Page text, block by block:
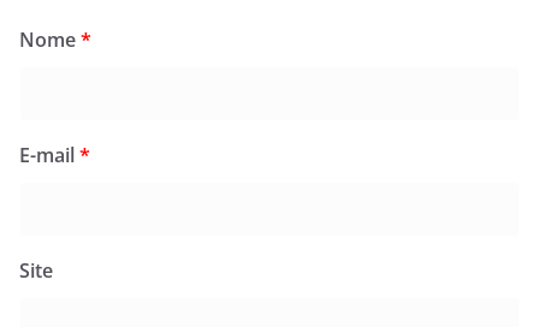
Nome*
E-mail*
Site